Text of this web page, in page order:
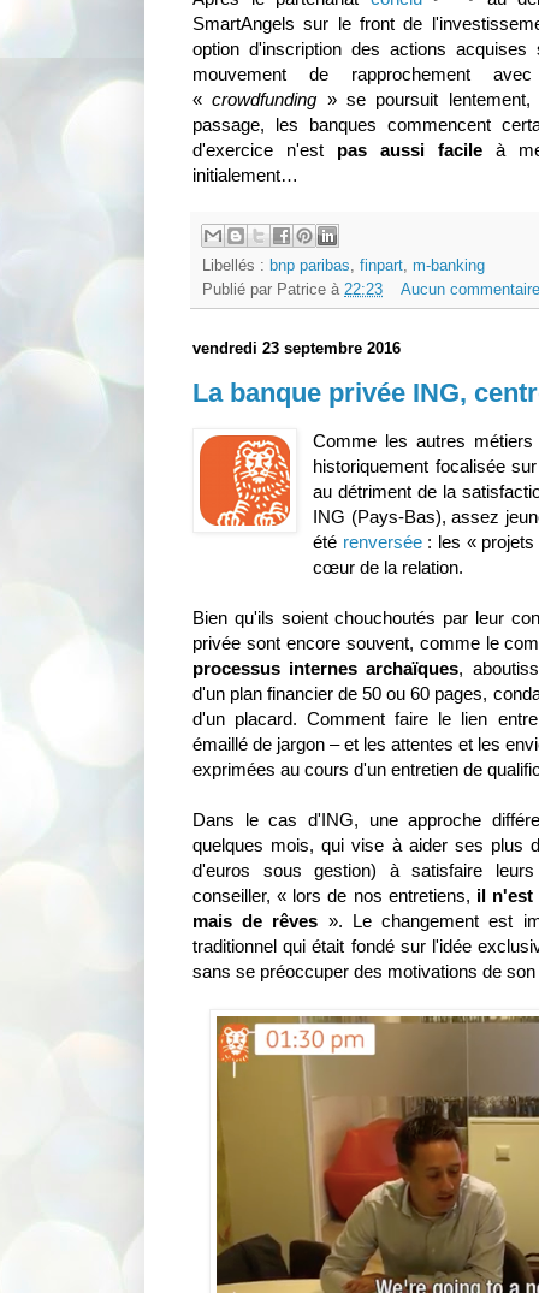
SmartAngels sur le front de
option d'inscription des actions
mouvement de rapprochement
«crowdfunding » se poursuit
passage, les banques commencent
d'exercice n'est pas aussi facile à
initialement…
Libellés : bnp paribas, finpart, m-banking
Publié par Patrice à 22:23 Aucun
vendredi 23 septembre 2016
La banque privée ING,
Comme les autres
historiquement focalisée
au détriment de la
ING (Pays-Bas), assez
été renversée: les « projets
cœur de la relation.
Bien qu'ils soient chouchoutés par leur
privée sont encore souvent, comme le
processus internes archaïques,
d'un plan financier de 50 ou 60 pages,
d'un placard. Comment faire le lien
émaillé de jargon – et les attentes et les
exprimées au cours d'un entretien de
Dans le cas d'ING, une approche
quelques mois, qui vise à aider ses plus
d'euros sous gestion) à satisfaire
conseiller, « lors de nos entretiens, il n'est
mais de rêves ». Le changement est
traditionnel qui était fondé sur l'idée
sans se préoccuper des motivations de son